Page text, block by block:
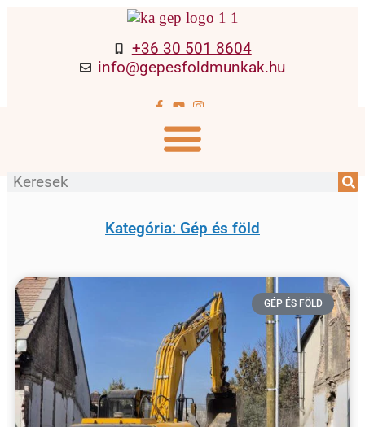
+36 30 501 8604
info@gepesfoldmunkak.hu
Kategória: Gép és föld
GÉP ÉS FÖLD